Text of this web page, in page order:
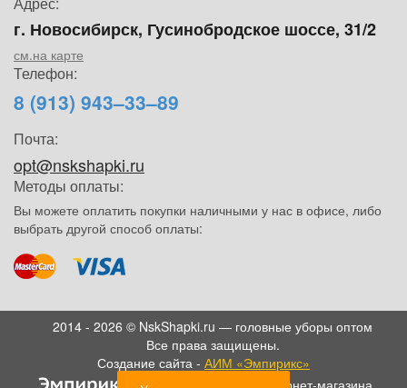
г. Новосибирск, Гусинобродское шоссе, 31/2
см.на карте
Телефон:
8 (913) 943–33–89
Почта:
opt@nskshapki.ru
Методы оплаты:
Вы можете оплатить покупки наличными у нас в офисе, либо
выбрать другой способ оплаты:
2014 - 2026 © NskShapki.ru — головные уборы оптом
Все права защищены.
Создание сайта - АИМ «Эмпирикс»
- SEO продвижение интернет-магазина